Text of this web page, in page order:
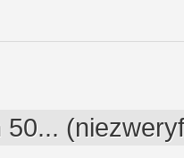
50...